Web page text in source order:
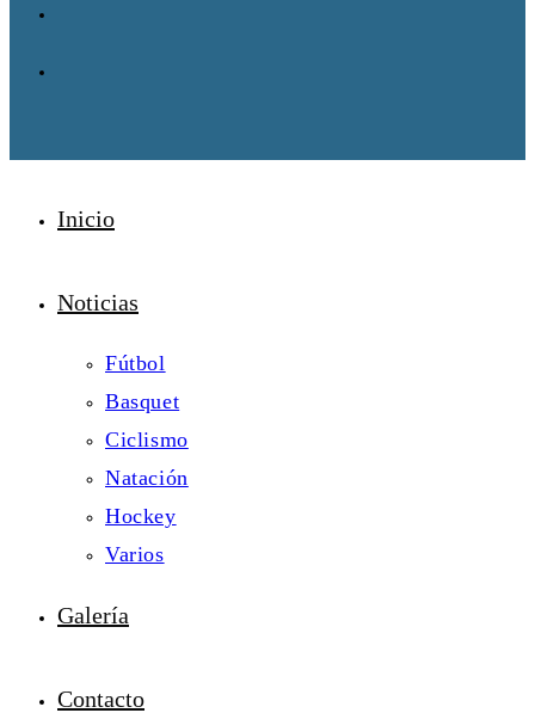
Inicio
Noticias
Fútbol
Basquet
Ciclismo
Natación
Hockey
Varios
Galería
Contacto